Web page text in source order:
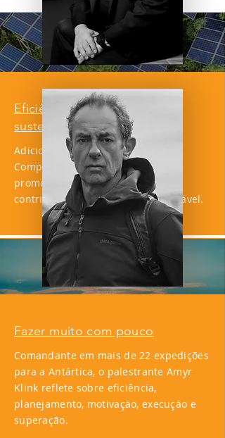
Steve Wozniak
Cofundador daApple
fundador da
Efforce,
empresa de energia
renovável e eficiência
Eficiência para um mundo
sustentável
Adicione e edite seu texto aqui.
Compartilhe ideias e práticas para
promover a eficiência energética e
contribuir para um futuro sustentável.
Fazer muito com pouco
Comandante em mais de 22 expedições
para a Antártica, o palestrante Amyr
Klink reflete sobre eficiência,
planejamento, motivação, execução e
superação.